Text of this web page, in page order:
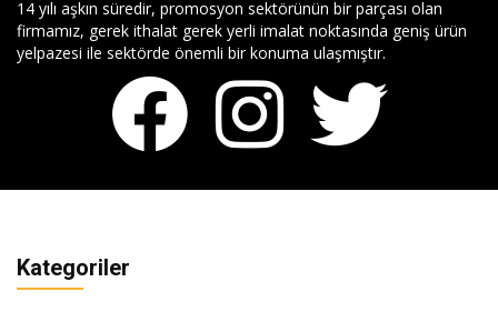
14 yılı aşkın süredir, promosyon sektörünün bir parçası olan
firmamız, gerek ithalat gerek yerli imalat noktasında geniş ürün
yelpazesi ile sektörde önemli bir konuma ulaşmıştır.
Kategoriler